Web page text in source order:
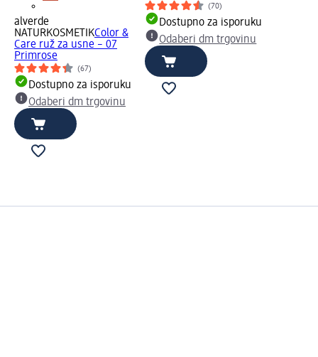
alverde
NATURKOSMETIKColor &
Care ruž za usne – 07
Primrose
(67)
Dostupno za isporuku
Odaberi dm trgovinu
(70)
Dostupno za isporuku
Odaberi dm trgovinu